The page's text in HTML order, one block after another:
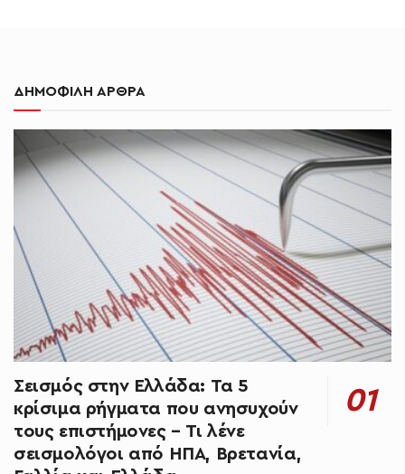
ΔΗΜΟΦΙΛΗ ΑΡΘΡΑ
Σεισμός στην Ελλάδα: Τα 5
κρίσιμα ρήγματα που ανησυχούν
τους επιστήμονες – Τι λένε
σεισμολόγοι από ΗΠΑ, Βρετανία,